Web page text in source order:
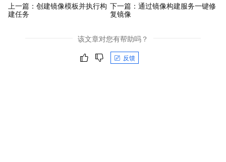
上一篇： 创建镜像模板并执行构
建任务
下一篇：通过镜像构建服务一键修
复镜像
该文章对您有帮助吗？
反馈